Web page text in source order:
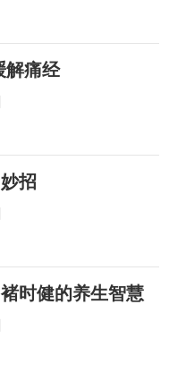
解痛经
招
时健的养生智慧